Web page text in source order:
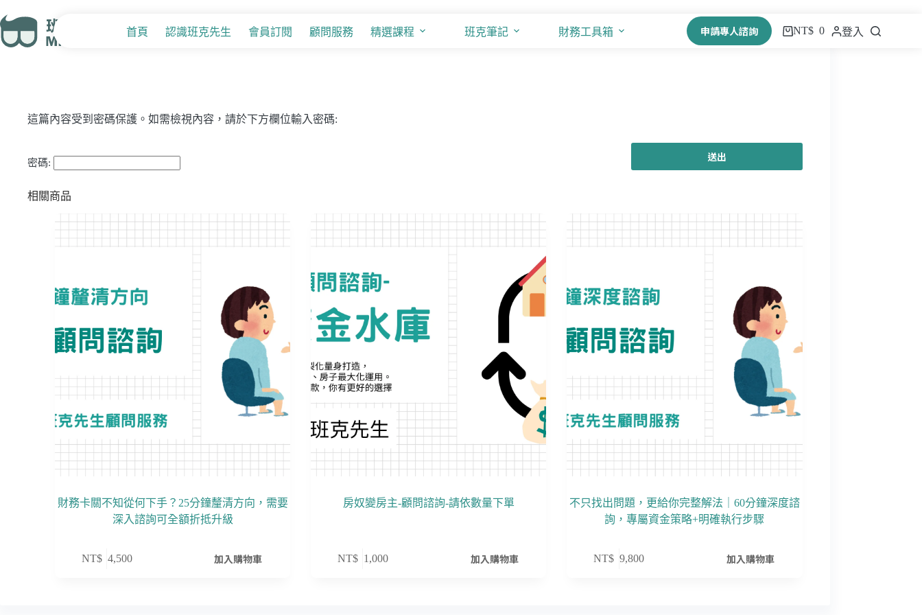
受保護的內容: 青年創業/企業貸款-顧問諮詢-諮詢服務費(前收)
NT$ 56,000 加入購物車
首頁 認識班克先生 會員訂閱 顧問服務 精選課程 班克筆記 財務工具箱 申請專人諮詢 NT$ 0 登入
這篇內容受到密碼保護。如需檢視內容，請於下方欄位輸入密碼:
密碼:
相關商品
財務卡關不知從何下手？25分鐘釐清方向，需要
深入諮詢可全額折抵升級
NT$ 4,500 加入購物車
房奴變房主-顧問諮詢-請依數量下單
NT$ 1,000 加入購物車
不只找出問題，更給你完整解法｜60分鐘深度諮
詢，專屬資金策略+明確執行步驟
NT$ 9,800 加入購物車